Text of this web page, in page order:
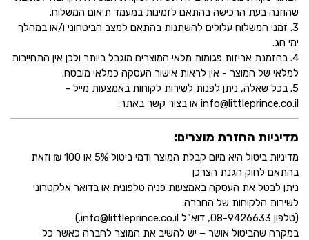
שהוזנה בעת הרכישה בהתאם לזמינות במעמד תיאום המשלוח.
3. זמני המשלוח עלולים להשתנות בהתאם למצב הביטחוני ו/או במהלך
ימי חג.
4. בהזמנת אריזות פגומות מלאי המוצרים מוגבל ביותר ולכן אין התחייבות
למלאי של המוצר - אין לראות אישור העסקה כמלאי מובטח.
5. בכל שאלה, ניתן לפנות לשירות לקוחות באמצעות מייל -
info@littleprince.co.il או בצור קשר באתר.
מדיניות החזרת מוצרים:
מדיניות ביטול היא מיום קבלת המוצר ודמי ביטול 5% או 100 ₪ וזאת
בהתאם לחוק הגנת הצרכן
ניתן לבטל את העסקה באמצעות פניה טלפונית או בדואר אלקטרוני
לשירות הלקוחות של החברה.
(טלפון 08-9426633, דוא”ל info@littleprince.co.il.)
במקרה שהביטול אושר – יש להשיב את המוצר לחברה כאשר כל